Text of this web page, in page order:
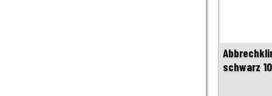
schwarz